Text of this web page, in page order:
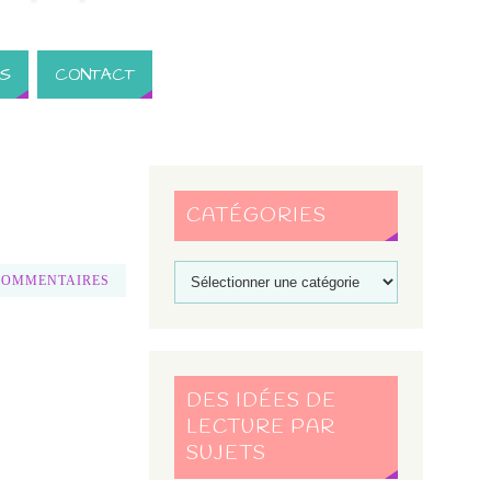
CONTACT
CATÉGORIES
DES IDÉES DE
LECTURE PAR
SUJETS